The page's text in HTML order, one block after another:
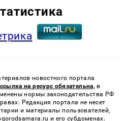
новостного портала
на ресурс обязательна, в
нормы законодательства РФ
Редакция портала не несет
и материалы пользователей,
и его субдоменах.